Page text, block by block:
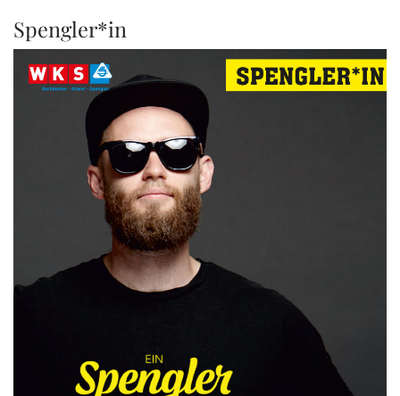
Spengler*in